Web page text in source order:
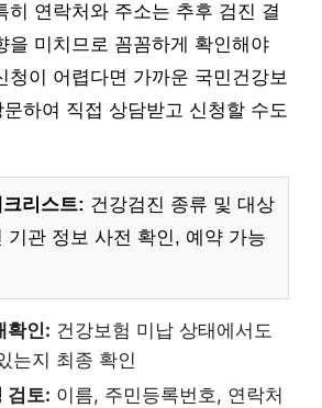
히 연락처와 주소는 추후 검진 결
을 미치므로 꼼꼼하게 확인해야
청이 어렵다면 가까운 국민건강보
하여 직접 상담받고 신청할 수도
리스트: 건강검진 종류 및 대상
기관 정보 사전 확인, 예약 가능
확인: 건강보험 미납 상태에서도
는지 최종 확인
검토: 이름, 주민등록번호, 연락처